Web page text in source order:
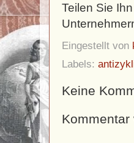
Teilen Sie
Eingestellt von
Labels:
Keine